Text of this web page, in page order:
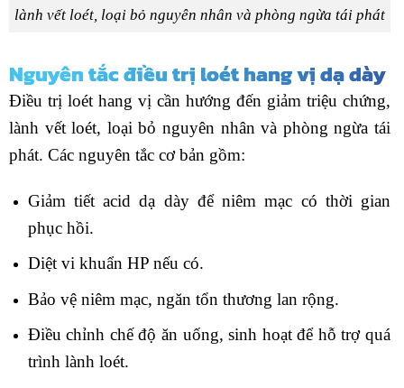
lành vết loét, loại bỏ nguyên nhân và phòng ngừa tái phát
Nguyên tắc điều trị loét hang vị dạ dày
Điều trị loét hang vị cần hướng đến giảm triệu chứng,
lành vết loét, loại bỏ nguyên nhân và phòng ngừa tái
phát. Các nguyên tắc cơ bản gồm:
Giảm tiết acid dạ dày để niêm mạc có thời gian
phục hồi.
Diệt vi khuẩn HP nếu có.
Bảo vệ niêm mạc, ngăn tổn thương lan rộng.
Điều chỉnh chế độ ăn uống, sinh hoạt để hỗ trợ quá
trình lành loét.